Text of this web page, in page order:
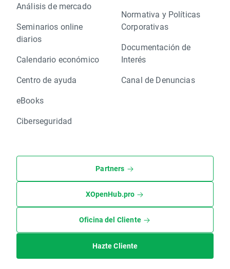
Análisis de mercado
Seminarios online
diarios
Calendario económico
Centro de ayuda
eBooks
Ciberseguridad
Normativa y Políticas
Corporativas
Documentación de
Interés
Canal de Denuncias
Partners
XOpenHub.pro
Oficina del Cliente
Hazte Cliente